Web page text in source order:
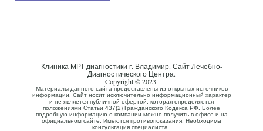
Клиника МРТ диагностики г. Владимир. Сайт Лечебно-
Диагностического Центра.
Copyright © 2023.
Материалы данного сайта предоставлены из открытых источников
информации. Сайт носит исключительно информационный характер
и не является публичной офертой, которая определяется
положениями Статьи 437(2) Гражданского Кодекса РФ. Более
подробную информацию о компании можно получить в офисе и на
официальном сайте. Имеются противопоказания. Необходима
консультация специалиста..